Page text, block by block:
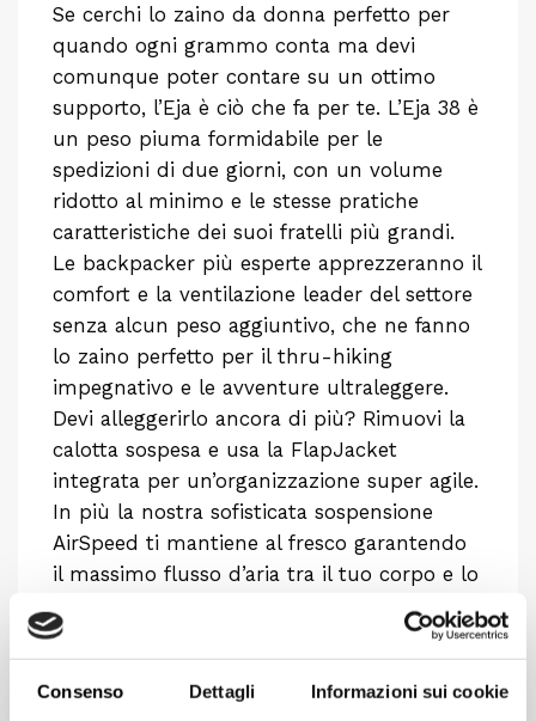
Consenso Dettagli Informazioni sui cookie
Se cerchi lo zaino da donna perfetto per
quando ogni grammo conta ma devi
comunque poter contare su un ottimo
supporto, l’Eja è ciò che fa per te. L’Eja 38 è
un peso piuma formidabile per le
spedizioni di due giorni, con un volume
ridotto al minimo e le stesse pratiche
caratteristiche dei suoi fratelli più grandi.
Le backpacker più esperte apprezzeranno il
comfort e la ventilazione leader del settore
senza alcun peso aggiuntivo, che ne fanno
lo zaino perfetto per il thru-hiking
impegnativo e le avventure ultraleggere.
Devi alleggerirlo ancora di più? Rimuovi la
calotta sospesa e usa la FlapJacket
integrata per un’organizzazione super agile.
In più la nostra sofisticata sospensione
AirSpeed ti mantiene al fresco garantendo
il massimo flusso d’aria tra il tuo corpo e lo
zaino: così a ogni chilometro ti sembrerà di
aver appena iniziato. Prodotto interamente
con materiali riciclati.